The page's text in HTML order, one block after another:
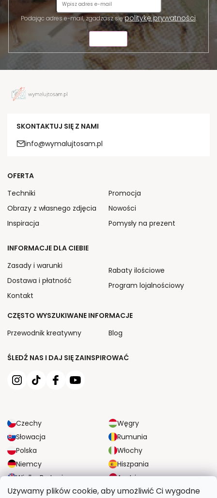
Używamy plików cookie, aby umożliwić Ci wygodne
Podając adres e-mail, zgadzasz siępolitykę prywatności.
SKONTAKTUJ SIĘ Z NAMI
info@wymalujtosam.pl
ŚLEDŹ NAS I DAJ SIĘ ZAINSPIROWAĆ
Czechy
Węgry
Słowacja
Rumunia
Polska
Włochy
Niemcy
Hiszpania
Wielka Brytania
Austria
OFERTA
Techniki
Obrazy z własnego zdjęcia
Inspiracja
Promocja
Nowości
Pomysły na prezent
INFORMACJE DLA CIEBIE
Zasady i warunki
Dostawa i płatność
Kontakt
Rabaty ilościowe
Program lojalnościowy
CZĘSTO WYSZUKIWANE INFORMACJE
Przewodnik kreatywny
Blog